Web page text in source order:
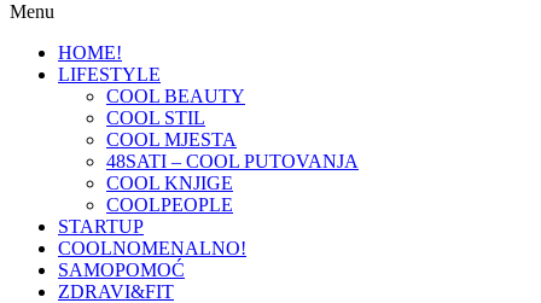
Menu
HOME!
LIFESTYLE
COOL BEAUTY
COOL STIL
COOL MJESTA
48SATI – COOL PUTOVANJA
COOL KNJIGE
COOLPEOPLE
STARTUP
COOLNOMENALNO!
SAMOPOMOĆ
ZDRAVI&FIT